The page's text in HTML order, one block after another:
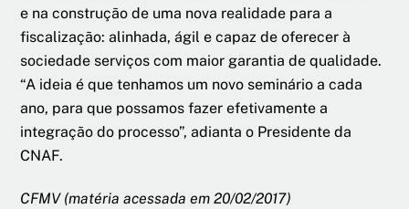
e na construção de uma nova realidade para a
fiscalização: alinhada, ágil e capaz de oferecer à
sociedade serviços com maior garantia de qualidade.
“A ideia é que tenhamos um novo seminário a cada
ano, para que possamos fazer efetivamente a
integração do processo”, adianta o Presidente da
CNAF.
CFMV (matéria acessada em 20/02/2017)